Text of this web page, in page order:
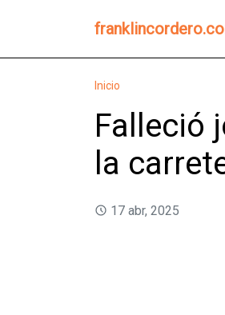
Inicio
Falleció
la
17 abr, 2025